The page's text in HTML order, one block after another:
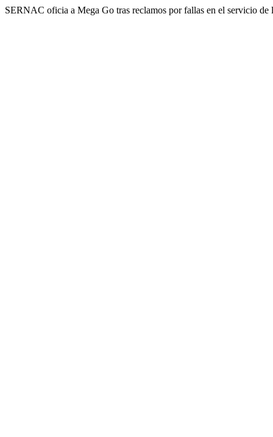
SERNAC oficia a Mega Go tras reclamos por fallas en el servicio de